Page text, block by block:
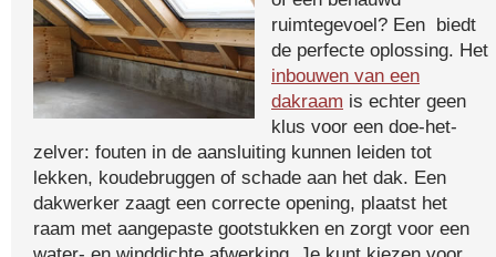
ruimtegevoel? Een biedt
de perfecte oplossing. Het
inbouwen van een
dakraam is echter geen
klus voor een doe-het-
zelver: fouten in de aansluiting kunnen leiden tot
lekken, koudebruggen of schade aan het dak. Een
dakwerker zaagt een correcte opening, plaatst het
raam met aangepaste gootstukken en zorgt voor een